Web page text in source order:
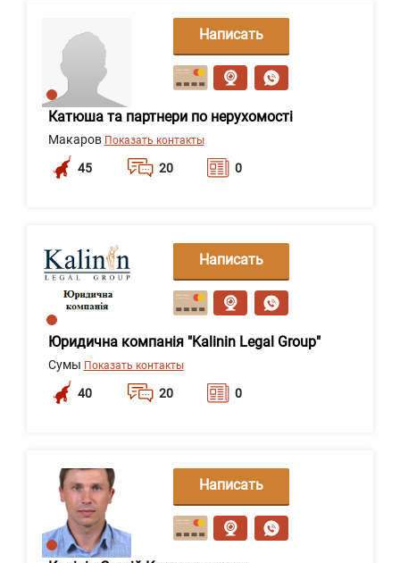
Катюша та партнери по нерухомості
Макаров Показать контакты
45 20 0
Написать
сообщение
Юридична компанія "Kalinin Legal Group"
Сумы Показать контакты
40 20 0
Написать
сообщение
Написать
сообщение